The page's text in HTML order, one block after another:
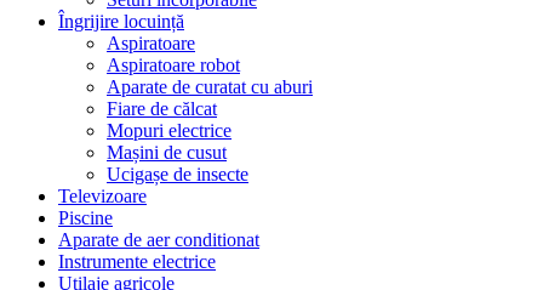
Îngrijire locuință
Aspiratoare
Aspiratoare robot
Aparate de curatat cu aburi
Fiare de călcat
Mopuri electrice
Mașini de cusut
Ucigașe de insecte
Televizoare
Piscine
Aparate de aer conditionat
Instrumente electrice
Utilaje agricole